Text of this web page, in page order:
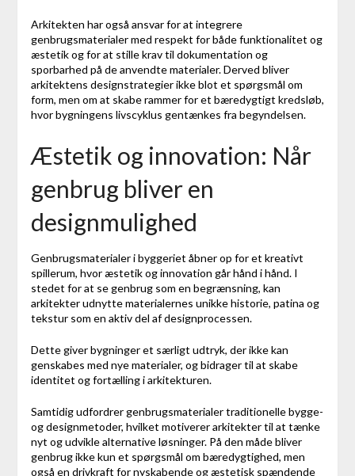
Arkitekten har også ansvar for at integrere
genbrugsmaterialer med respekt for både funktionalitet og
æstetik og for at stille krav til dokumentation og
sporbarhed på de anvendte materialer. Derved bliver
arkitektens designstrategier ikke blot et spørgsmål om
form, men om at skabe rammer for et bæredygtigt kredsløb,
hvor bygningens livscyklus gentænkes fra begyndelsen.
Æstetik og innovation: Når
genbrug bliver en
designmulighed
Genbrugsmaterialer i byggeriet åbner op for et kreativt
spillerum, hvor æstetik og innovation går hånd i hånd. I
stedet for at se genbrug som en begrænsning, kan
arkitekter udnytte materialernes unikke historie, patina og
tekstur som en aktiv del af designprocessen.
Dette giver bygninger et særligt udtryk, der ikke kan
genskabes med nye materialer, og bidrager til at skabe
identitet og fortælling i arkitekturen.
Samtidig udfordrer genbrugsmaterialer traditionelle bygge-
og designmetoder, hvilket motiverer arkitekter til at tænke
nyt og udvikle alternative løsninger. På den måde bliver
genbrug ikke kun et spørgsmål om bæredygtighed, men
også en drivkraft for nyskabende og æstetisk spændende